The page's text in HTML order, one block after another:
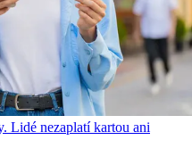
Lidé nezaplatí kartou ani